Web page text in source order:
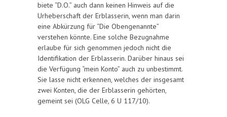
biete “D.O.” auch dann keinen Hinweis auf die
Urheberschaft der Erblasserin, wenn man darin
eine Abkürzung für “Die Obengenannte”
verstehen könnte. Eine solche Bezugnahme
erlaube für sich genommen jedoch nicht die
Identifikation der Erblasserin. Darüber hinaus sei
die Verfügung “mein Konto” auch zu unbestimmt.
Sie lasse nicht erkennen, welches der insgesamt
zwei Konten, die der Erblasserin gehörten,
gemeint sei (OLG Celle, 6 U 117/10).